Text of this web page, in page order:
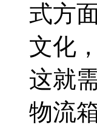
式方
文化
这就
物流